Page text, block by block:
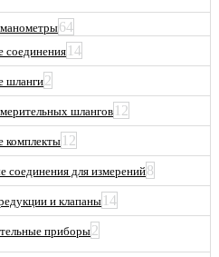
64
соединения 14
шланги2
шлангов 12
комплекты 12
соединения для измерений8
и клапаны 14
приборы2